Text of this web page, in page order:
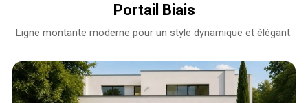
Portail Biais
Ligne montante moderne pour un style dynamique et élégant.